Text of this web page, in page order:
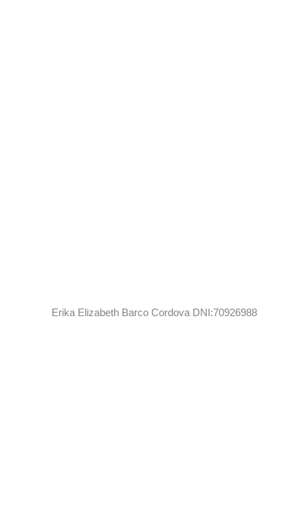
Erika Elizabeth Barco Cordova DNI:70926988